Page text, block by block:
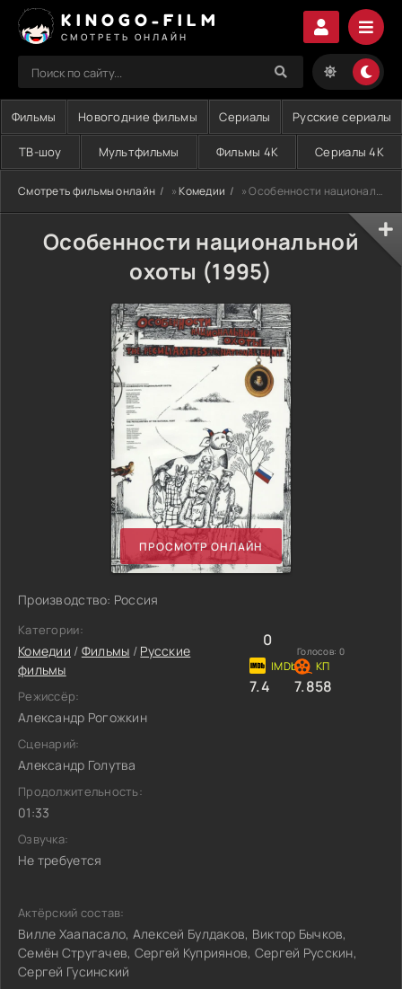
KINOGO-FILM
СМОТРЕТЬ ОНЛАЙН
Фильмы Новогодние фильмы Сериалы Русские сериалы
ТВ-шоу Мультфильмы Фильмы 4K Сериалы 4K
Смотреть фильмы онлайн »Комедии » Особенности национальной охоты (1995)
Особенности национальной
охоты (1995)
ПРОСМОТР ОНЛАЙН
Производство: Россия
Категории:
Комедии / Фильмы / Русские
фильмы
Режиссёр:
Александр Рогожкин
Сценарий:
Александр Голутва
Продолжительность:
01:33
Озвучка:
Не требуется
0
Голосов: 0
7.4 7.858
Актёрский состав:
Вилле Хаапасало, Алексей Булдаков, Виктор Бычков,
Семён Стругачев, Сергей Куприянов, Сергей Русскин,
Сергей Гусинский